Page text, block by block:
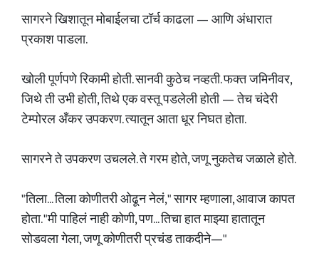
सागरने खिशातून मोबाईलचा टॉर्च काढला — आणि अंधारात
प्रकाश पाडला.
खोली पूर्णपणे रिकामी होती. सानवी कुठेच नव्हती. फक्त जमिनीवर,
जिथे ती उभी होती, तिथे एक वस्तू पडलेली होती — तेच चंदेरी
टेम्पोरल अँकर उपकरण. त्यातून आता धूर निघत होता.
सागरने ते उपकरण उचलले. ते गरम होते, जणू नुकतेच जळाले होते.
"तिला... तिला कोणीतरी ओढून नेलं," सागर म्हणाला, आवाज कापत
होता. "मी पाहिलं नाही कोणी, पण... तिचा हात माझ्या हातातून
सोडवला गेला, जणू कोणीतरी प्रचंड ताकदीने—"